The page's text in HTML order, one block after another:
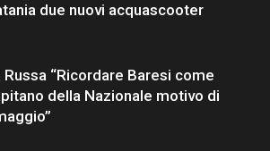
due nuovi acquascooter
Russa “Ricordare Baresi come
della Nazionale motivo di